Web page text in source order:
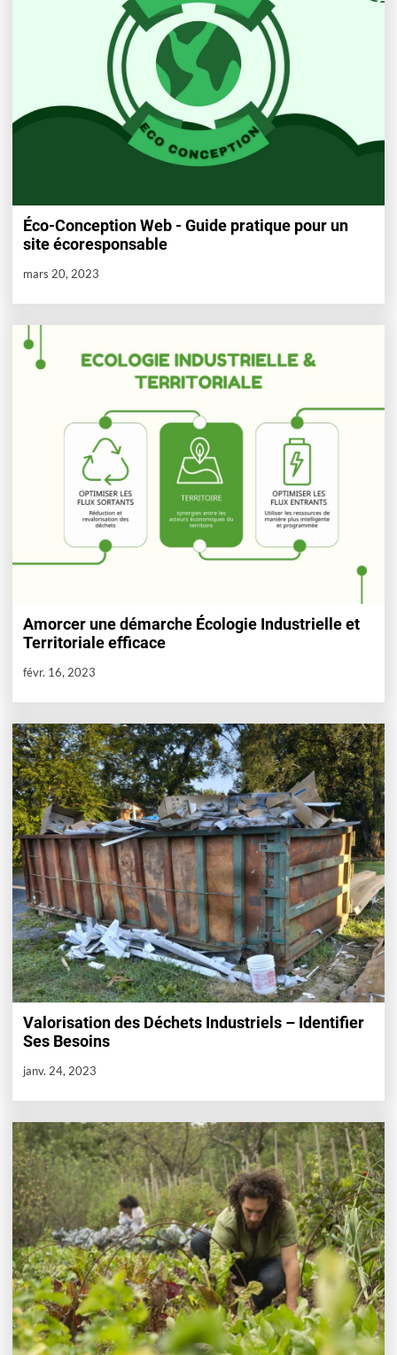
Éco-Conception Web - Guide pratique pour un
site écoresponsable
mars 20, 2023
Amorcer une démarche Écologie Industrielle et
Territoriale efficace
févr. 16, 2023
Valorisation des Déchets Industriels – Identifier
Ses Besoins
janv. 24, 2023